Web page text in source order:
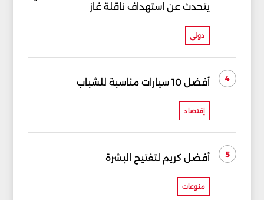
يتحدث عن استهداف ناقلة غاز
دولي
4 أفضل 10 سيارات مناسبة للشباب
إقتصاد
5 أفضل كريم لتفتيح البشرة
منوعات